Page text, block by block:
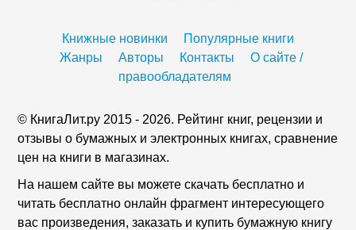
Книжные новинки
Популярные книги
Жанры
Авторы Контакты
О сайте /
правообладателям
© КнигаЛит.ру 2015 - 2026. Рейтинг книг, рецензии и
отзывы о бумажных и электронных книгах, сравнение
цен на книги в магазинах.
На нашем сайте вы можете скачать бесплатно и
читать бесплатно онлайн фрагмент интересующего
вас произведения, заказать и купить бумажную книгу